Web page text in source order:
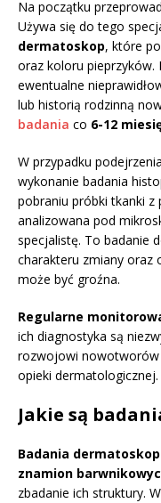
Na początku
Używa się do tego
dermatoskop, które
oraz koloru pieprzyków.
ewentualne
lub historią rodzinną
badania co 6-12
W przypadku
wykonanie badania
pobraniu próbki tkanki
analizowana pod
specjalistę. To badanie
charakteru zmiany oraz
może być groźna.
Regularne
ich diagnostyka są
rozwojowi nowotworów
opieki dermatologicznej.
Jakie są
Badania
znamion
zbadanie ich struktury.